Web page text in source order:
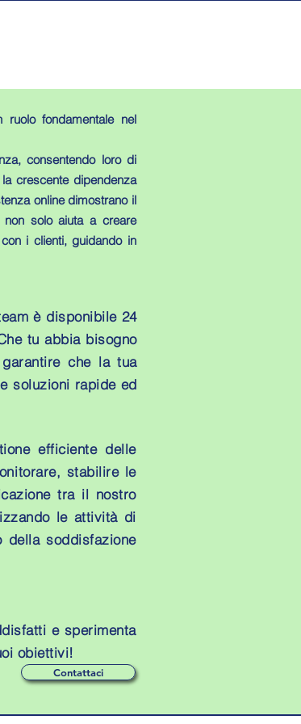
ruolo fondamentale nel
consentendo loro di
crescente dipendenza
online dimostrano il
non solo aiuta a creare
i clienti, guidando in
è disponibile 24
tu abbia bisogno
che la tua
soluzioni rapide ed
efficiente delle
stabilire le
tra il nostro
le attività di
della soddisfazione
e sperimenta
obiettivi!
Contattaci